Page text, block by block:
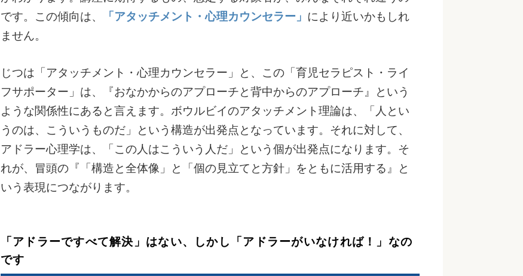
です。この傾向は、
「アタッチメント・心理カウンセラー」 により近いかもしれ
ません。
じつは「アタッチメント・心理カウンセラー」と、この「育児セラピスト・ライ
フサポーター」は、『おなかからのアプローチと背中からのアプローチ』という
ような関係性にあると言えます。ボウルビイのアタッチメント理論は、「人とい
うのは、こういうものだ」という構造が出発点となっています。それに対して、
アドラー心理学は、「この人はこういう人だ」という個が出発点になります。そ
れが、冒頭の『「構造と全体像」と「個の見立てと方針」をともに活用する』と
いう表現につながります。
「アドラーですべて解決」はない、しかし「アドラーがいなければ！」なの
です